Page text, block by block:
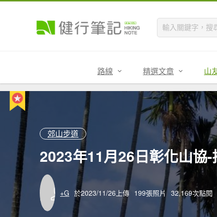
路線 精選文章 山
郊山步道
2023年11月26日彰化山協
+G 於2023/11/26上傳 199張照片 32,169次點閱